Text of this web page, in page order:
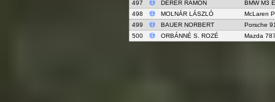
497
DÉRER RAMON
BMW M3
498
MOLNÁR LÁSZLÓ
McLaren
499
BAUER NORBERT
Porsche
500
ORBÁNNÉ S. ROZÉ Mazda